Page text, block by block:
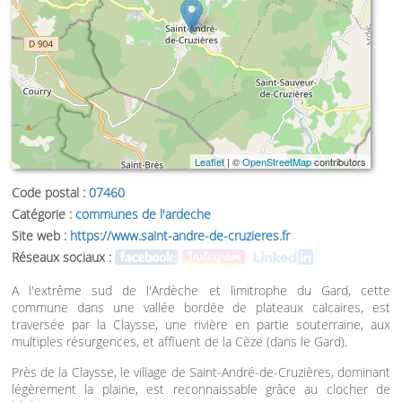
Leaflet| ©OpenStreetMapcontributors
Code postal : 07460
Catégorie : communes de l'ardeche
Site web : https://www.saint-andre-de-cruzieres.fr
Réseaux sociaux :
A l'extrême sud de l'Ardèche et limitrophe du Gard, cette
commune dans une vallée bordée de plateaux calcaires, est
traversée par la Claysse, une rivière en partie souterraine, aux
multiples résurgences, et affluent de la Cèze (dans le Gard).
Près de la Claysse, le village de Saint-André-de-Cruzières, dominant
légèrement la plaine, est reconnaissable grâce au clocher de